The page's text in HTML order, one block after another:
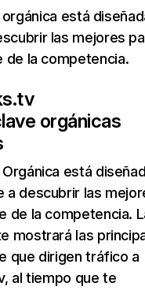
está
las mejores
de la competencia.
orgánicas
está
a descubrir las
de la competencia.
mostrará las
que dirigen tráfico a
al tiempo que te